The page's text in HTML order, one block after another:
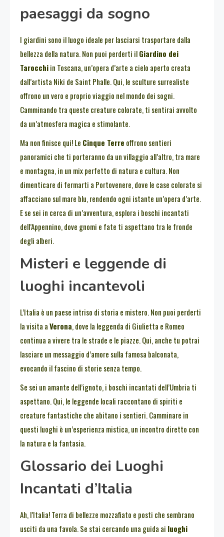
paesaggi da sogno
I giardini sono il luogo ideale per lasciarsi trasportare dalla
bellezza della natura. Non puoi perderti ilGiardino dei
Tarocchiin Toscana, un’opera d’arte a cielo aperto creata
dall’artista Niki de Saint Phalle. Qui, le sculture surrealiste
offrono un vero e proprio viaggio nel mondo dei sogni.
Camminando tra queste creature colorate, ti sentirai avvolto
da un’atmosfera magica e stimolante.
Ma non finisce qui! Le Cinque Terre offrono sentieri
panoramici che ti porteranno da un villaggio all’altro, tra mare
e montagna, in un mix perfetto di natura e cultura. Non
dimenticare di fermarti a Portovenere, dove le case colorate si
affacciano sul mare blu, rendendo ogni istante un’opera d’arte.
E se sei in cerca di un’avventura, esplora i boschi incantati
dell’Appennino, dove gnomi e fate ti aspettano tra le fronde
degli alberi.
Misteri e leggende di
luoghi incantevoli
L’Italia è un paese intriso di storia e mistero. Non puoi perderti
la visita aVerona, dove la leggenda di Giulietta e Romeo
continua a vivere tra le strade e le piazze. Qui, anche tu potrai
lasciare un messaggio d’amore sulla famosa balconata,
evocando il fascino di storie senza tempo.
Se sei un amante dell’ignoto, i boschi incantati dell’Umbria ti
aspettano. Qui, le leggende locali raccontano di spiriti e
creature fantastiche che abitano i sentieri. Camminare in
questi luoghi è un’esperienza mistica, un incontro diretto con
la natura e la fantasia.
Glossario dei Luoghi
Incantati d’Italia
Ah, l’Italia! Terra di bellezze mozzafiato e posti che sembrano
usciti da una favola. Se stai cercando una guida ai luoghi